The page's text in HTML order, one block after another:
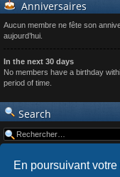
En poursuivant
Anniversaires
Aucun membre ne fête son
aujourd’hui.
In the next 30 days
No members have a birthday
period of time.
Search
Advanced search